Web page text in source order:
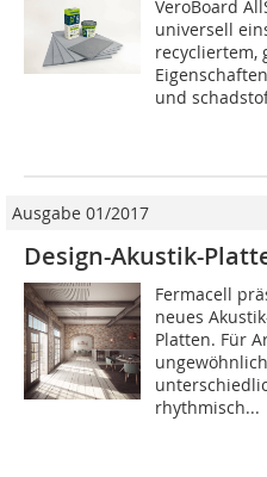
VeroBoard
universell
recycliertem,
und
Ausgabe 01/2017
Design-Akustik-
Fermacell
neues
Platten. Für
rhythmisch...